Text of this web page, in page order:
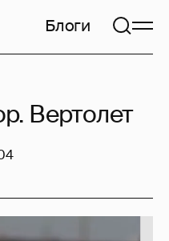
Блоги
Вертолет